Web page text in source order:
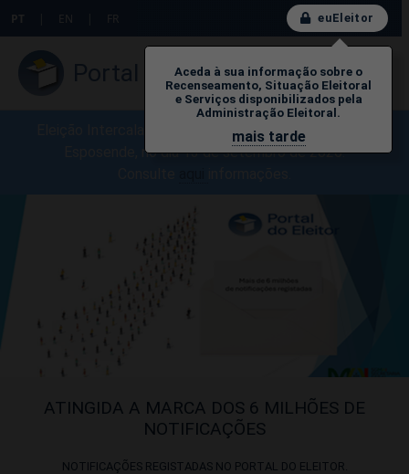
PT EN FR euEleitor
Aceda à sua informação sobre o
Recenseamento, Situação Eleitoral
e Serviços disponibilizados pela
Administração Eleitoral.
mais tarde
Portal do Eleitor
Eleição Intercalar para a A.F. de Belinho, Município de
Esposende, no dia 13 de setembro de 2026.
ATINGIDA A MARCA DOS 6 MILHÕES DE
NOTIFICAÇÕES
NOTIFICAÇÕES REGISTADAS NO PORTAL DO ELEITOR.